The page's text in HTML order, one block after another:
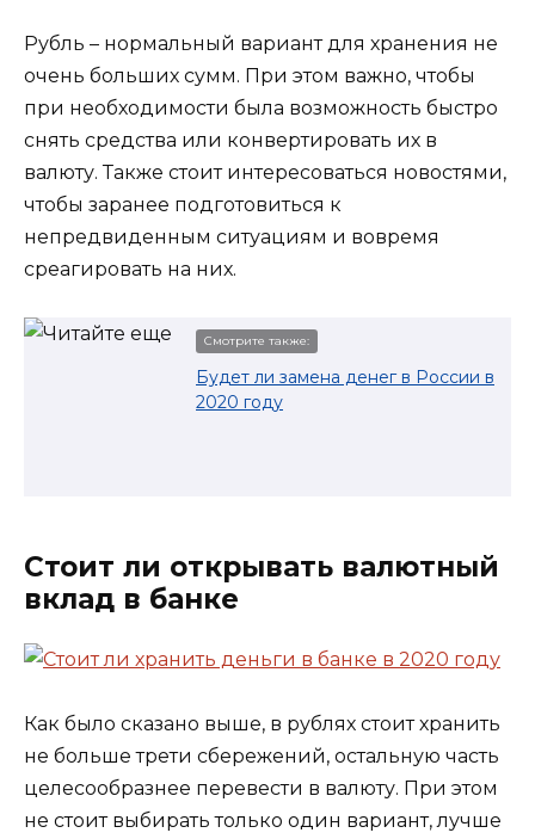
Рубль – нормальный вариант для хранения не
очень больших сумм. При этом важно, чтобы
при необходимости была возможность быстро
снять средства или конвертировать их в
валюту. Также стоит интересоваться новостями,
чтобы заранее подготовиться к
непредвиденным ситуациям и вовремя
среагировать на них.
Смотрите также:
Будет ли замена денег в России в
2020 году
Стоит ли открывать валютный
вклад в банке
Как было сказано выше, в рублях стоит хранить
не больше трети сбережений, остальную часть
целесообразнее перевести в валюту. При этом
не стоит выбирать только один вариант, лучше